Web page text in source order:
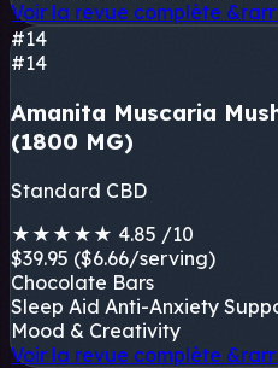
Voir la revue complète &rarr
#14
#14
Amanita Muscaria
(1800 MG)
Standard CBD
★ ★ ★ ★ ★ 4.85 /10
$39.95 ($6.66/serving)
Chocolate Bars
Sleep Aid Anti-Anxiety
Mood & Creativity
Voir la revue complète &rarr